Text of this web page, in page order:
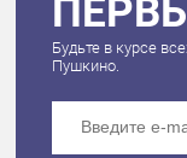
Будьте в курсе
Пушкино.